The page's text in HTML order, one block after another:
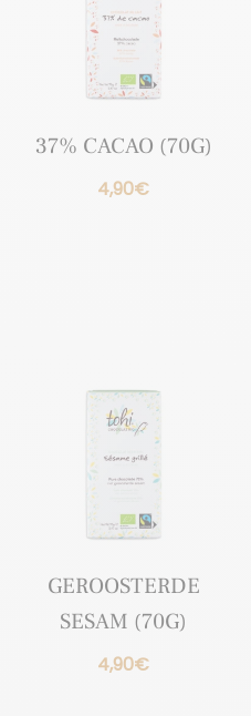
37% CACAO (70G)
4,90€
GEROOSTERDE
SESAM (70G)
4,90€